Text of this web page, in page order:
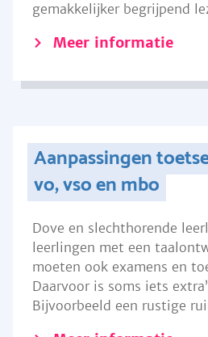
gemakkelijker begrijpend
Meer informatie
Aanpassingen
vo, vso en mbo
Dove en slechthorende
leerlingen met een
moeten ook examens en
Daarvoor is soms iets
Bijvoorbeeld een rustige